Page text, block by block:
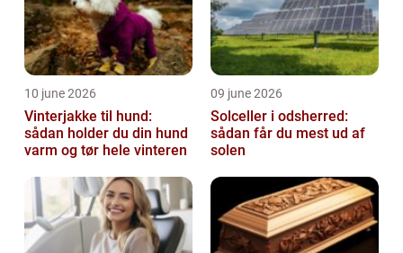
10 june 2026
Vinterjakke til hund:
sådan holder du din hund
varm og tør hele vinteren
09 june 2026
Solceller i odsherred:
sådan får du mest ud af
solen